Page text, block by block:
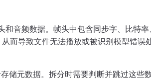
音频数据。帧头中包含同步字、比特
而导致文件无法播放或被识别模型错误处
储元数据。拆分时需要判断并跳过这些